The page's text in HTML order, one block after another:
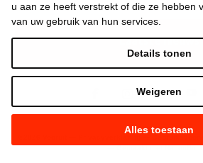
u aan ze heeft verstrekt of die ze hebben
van uw gebruik van hun services.
Alles toestaan
Weigeren
Details tonen
Laatste nieuws
—Gemaakt met